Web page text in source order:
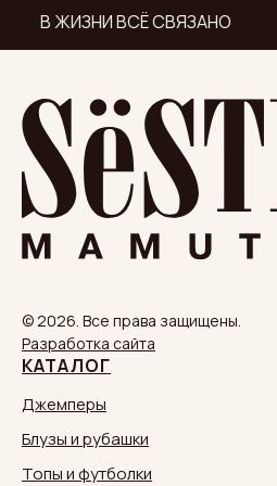
В ЖИЗНИ ВСЁ СВЯЗАНО
© 2026. Все права защищены.
Разработка сайта
КАТАЛОГ
Джемперы
Блузы и рубашки
Топы и футболки